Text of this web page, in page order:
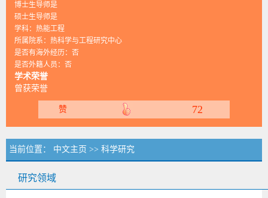
博士生导师是
硕士生导师是
学科：热能工程
所属院系：热科学与工程研究中心
是否有海外经历：否
是否外籍人员：否
学术荣誉
曾获荣誉
赞 72
当前位置： 中文主页 >> 科学研究
研究领域